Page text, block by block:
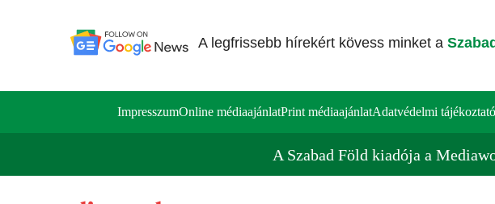
A legfrissebb hírekért kövess minket a
ImpresszumOnline médiaajánlatPrint médiaajánlatAdatvédelmi tájékoztató
A Szabad Föld kiadója a